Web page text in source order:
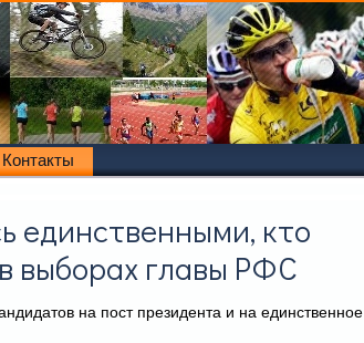
Контакты
единственными, кто
выборах главы РФС
на пост президента и на единственное